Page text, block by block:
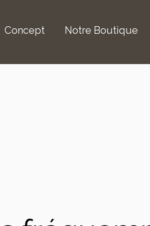
Concept Notre Boutique